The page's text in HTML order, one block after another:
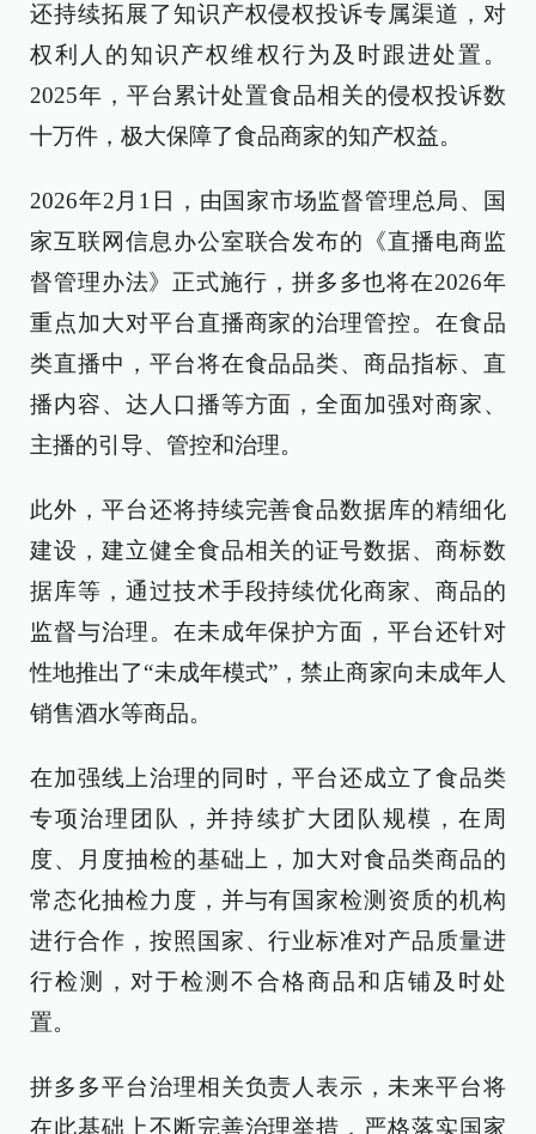
还持续拓展了知识产权侵权投诉专属渠道，对
权利人的知识产权维权行为及时跟进处置。
2025年，平台累计处置食品相关的侵权投诉数
十万件，极大保障了食品商家的知产权益。
2026年2月1日，由国家市场监督管理总局、国
家互联网信息办公室联合发布的《直播电商监
督管理办法》正式施行，拼多多也将在2026年
重点加大对平台直播商家的治理管控。在食品
类直播中，平台将在食品品类、商品指标、直
播内容、达人口播等方面，全面加强对商家、
主播的引导、管控和治理。
此外，平台还将持续完善食品数据库的精细化
建设，建立健全食品相关的证号数据、商标数
据库等，通过技术手段持续优化商家、商品的
监督与治理。在未成年保护方面，平台还针对
性地推出了“未成年模式”，禁止商家向未成年人
销售酒水等商品。
在加强线上治理的同时，平台还成立了食品类
专项治理团队，并持续扩大团队规模，在周
度、月度抽检的基础上，加大对食品类商品的
常态化抽检力度，并与有国家检测资质的机构
进行合作，按照国家、行业标准对产品质量进
行检测，对于检测不合格商品和店铺及时处
置。
拼多多平台治理相关负责人表示，未来平台将
在此基础上不断完善治理举措，严格落实国家